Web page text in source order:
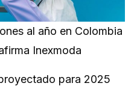
al año en Colombia
Inexmoda
para 2025